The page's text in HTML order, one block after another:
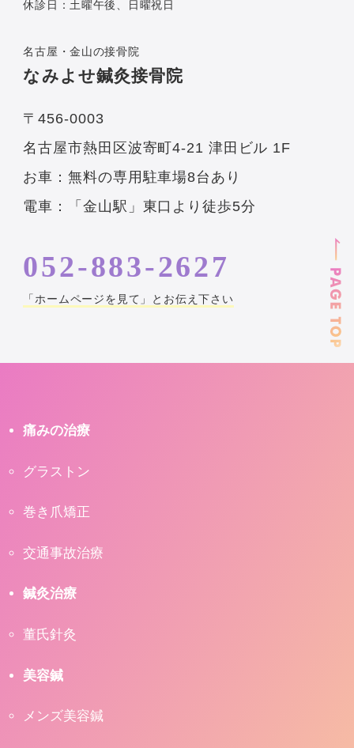
休診日：土曜午後、日曜祝日
名古屋・金山の接骨院
なみよせ鍼灸接骨院
〒456-0003
名古屋市熱田区波寄町4-21 津田ビル 1F
お車：無料の専用駐車場8台あり
電車：「金山駅」東口より徒歩5分
052-883-2627
「ホームページを見て」とお伝え下さい
痛みの治療
グラストン
巻き爪矯正
交通事故治療
鍼灸治療
董氏針灸
美容鍼
メンズ美容鍼